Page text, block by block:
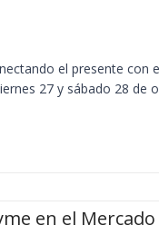
el presente con
27 y sábado 28 de
en el Mercado